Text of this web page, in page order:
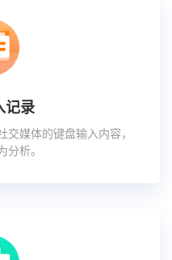
记录
媒体的键盘输入内容，
分析。